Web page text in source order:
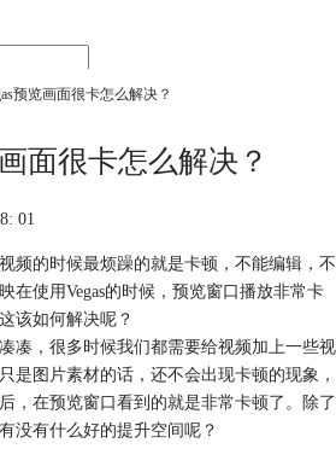
预览画面很卡怎么解决？
面很卡怎么解决？
01
频的时候最烦躁的就是卡顿，不能编辑，不
在使用Vegas的时候，预览窗口播放非常卡
该如何解决呢？
凑，很多时候我们都需要给视频加上一些视
是图片素材的话，还不会出现卡顿的现象，
，在预览窗口看到的就是非常卡顿了。除了
没有什么好的提升空间呢？